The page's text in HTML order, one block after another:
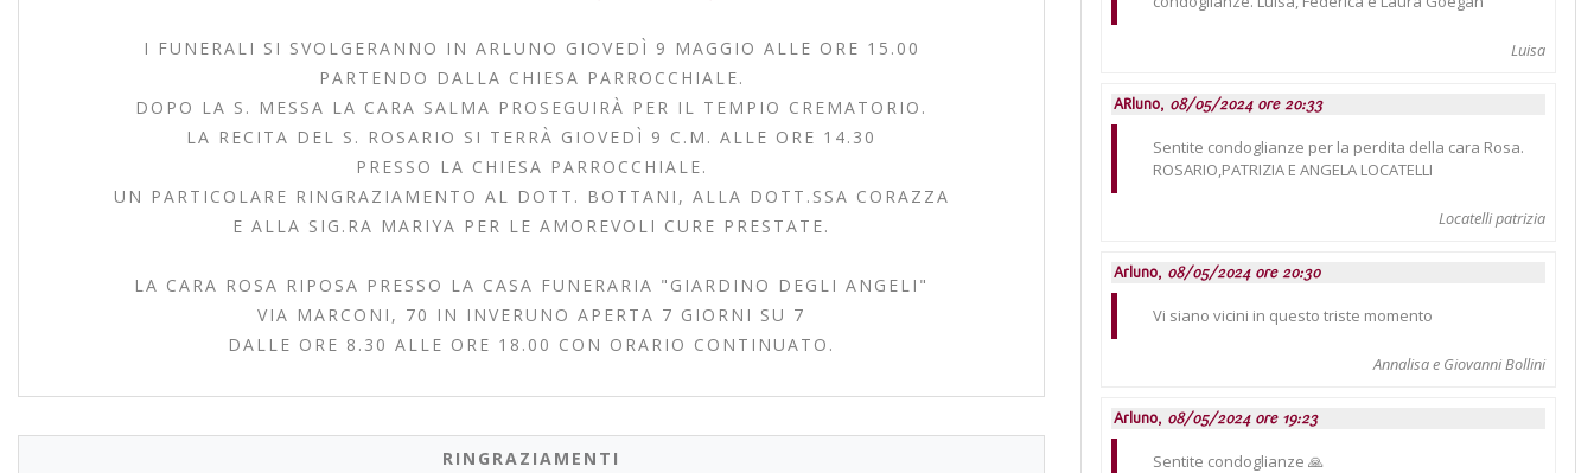
I FUNERALI SI SVOLGERANNO IN ARLUNO GIOVEDÌ 9 MAGGIO ALLE ORE 15.00
PARTENDO DALLA CHIESA PARROCCHIALE.
DOPO LA S. MESSA LA CARA SALMA PROSEGUIRÀ PER IL TEMPIO CREMATORIO.
LA RECITA DEL S. ROSARIO SI TERRÀ GIOVEDÌ 9 C.M. ALLE ORE 14.30
PRESSO LA CHIESA PARROCCHIALE.
UN PARTICOLARE RINGRAZIAMENTO AL DOTT. BOTTANI, ALLA DOTT.SSA CORAZZA
E ALLA SIG.RA MARIYA PER LE AMOREVOLI CURE PRESTATE.
LA CARA ROSA RIPOSA PRESSO LA CASA FUNERARIA "GIARDINO DEGLI ANGELI"
VIA MARCONI, 70 IN INVERUNO APERTA 7 GIORNI SU 7
DALLE ORE 8.30 ALLE ORE 18.00 CON ORARIO CONTINUATO.
RINGRAZIAMENTI
Luisa
ARluno, 08/05/2024 ore 20:33
Sentite condoglianze per la perdita della cara Rosa.
ROSARIO,PATRIZIA E ANGELA LOCATELLI
Locatelli patrizia
Arluno, 08/05/2024 ore 20:30
Vi siano vicini in questo triste momento
Annalisa e Giovanni Bollini
Arluno, 08/05/2024 ore 19:23
Sentite condoglianze 🙏